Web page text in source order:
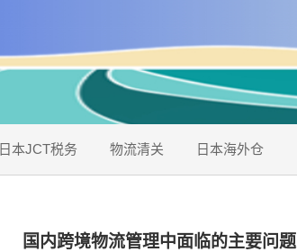
日本JCT税务 物流清关 日本海外仓
国内跨境物流管理中面临的主要问题